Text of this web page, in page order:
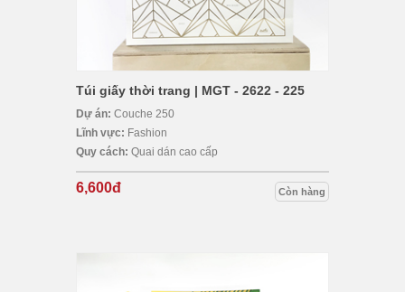
Túi giấy thời trang | MGT - 2622 - 225
Dự án: Couche 250
Lĩnh vực: Fashion
Quy cách: Quai dán cao cấp
6,600đ Còn hàng